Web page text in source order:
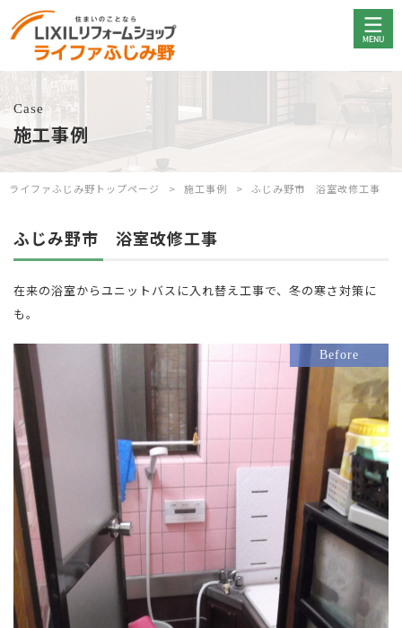
Case
施工事例
ライファふじみ野トップページ 施工事例 ふじみ野市 浴室改修工事
ふじみ野市 浴室改修工事
在来の浴室からユニットバスに入れ替え工事で、冬の寒さ対策に
も。